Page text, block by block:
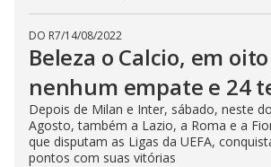
DO R7/14/08/2022
Beleza o Calcio, em
nenhum empate e 24
Depois de Milan e Inter, sábado, neste
Agosto, também a Lazio, a Roma e a
que disputam as Ligas da UEFA,
pontos com suas vitórias